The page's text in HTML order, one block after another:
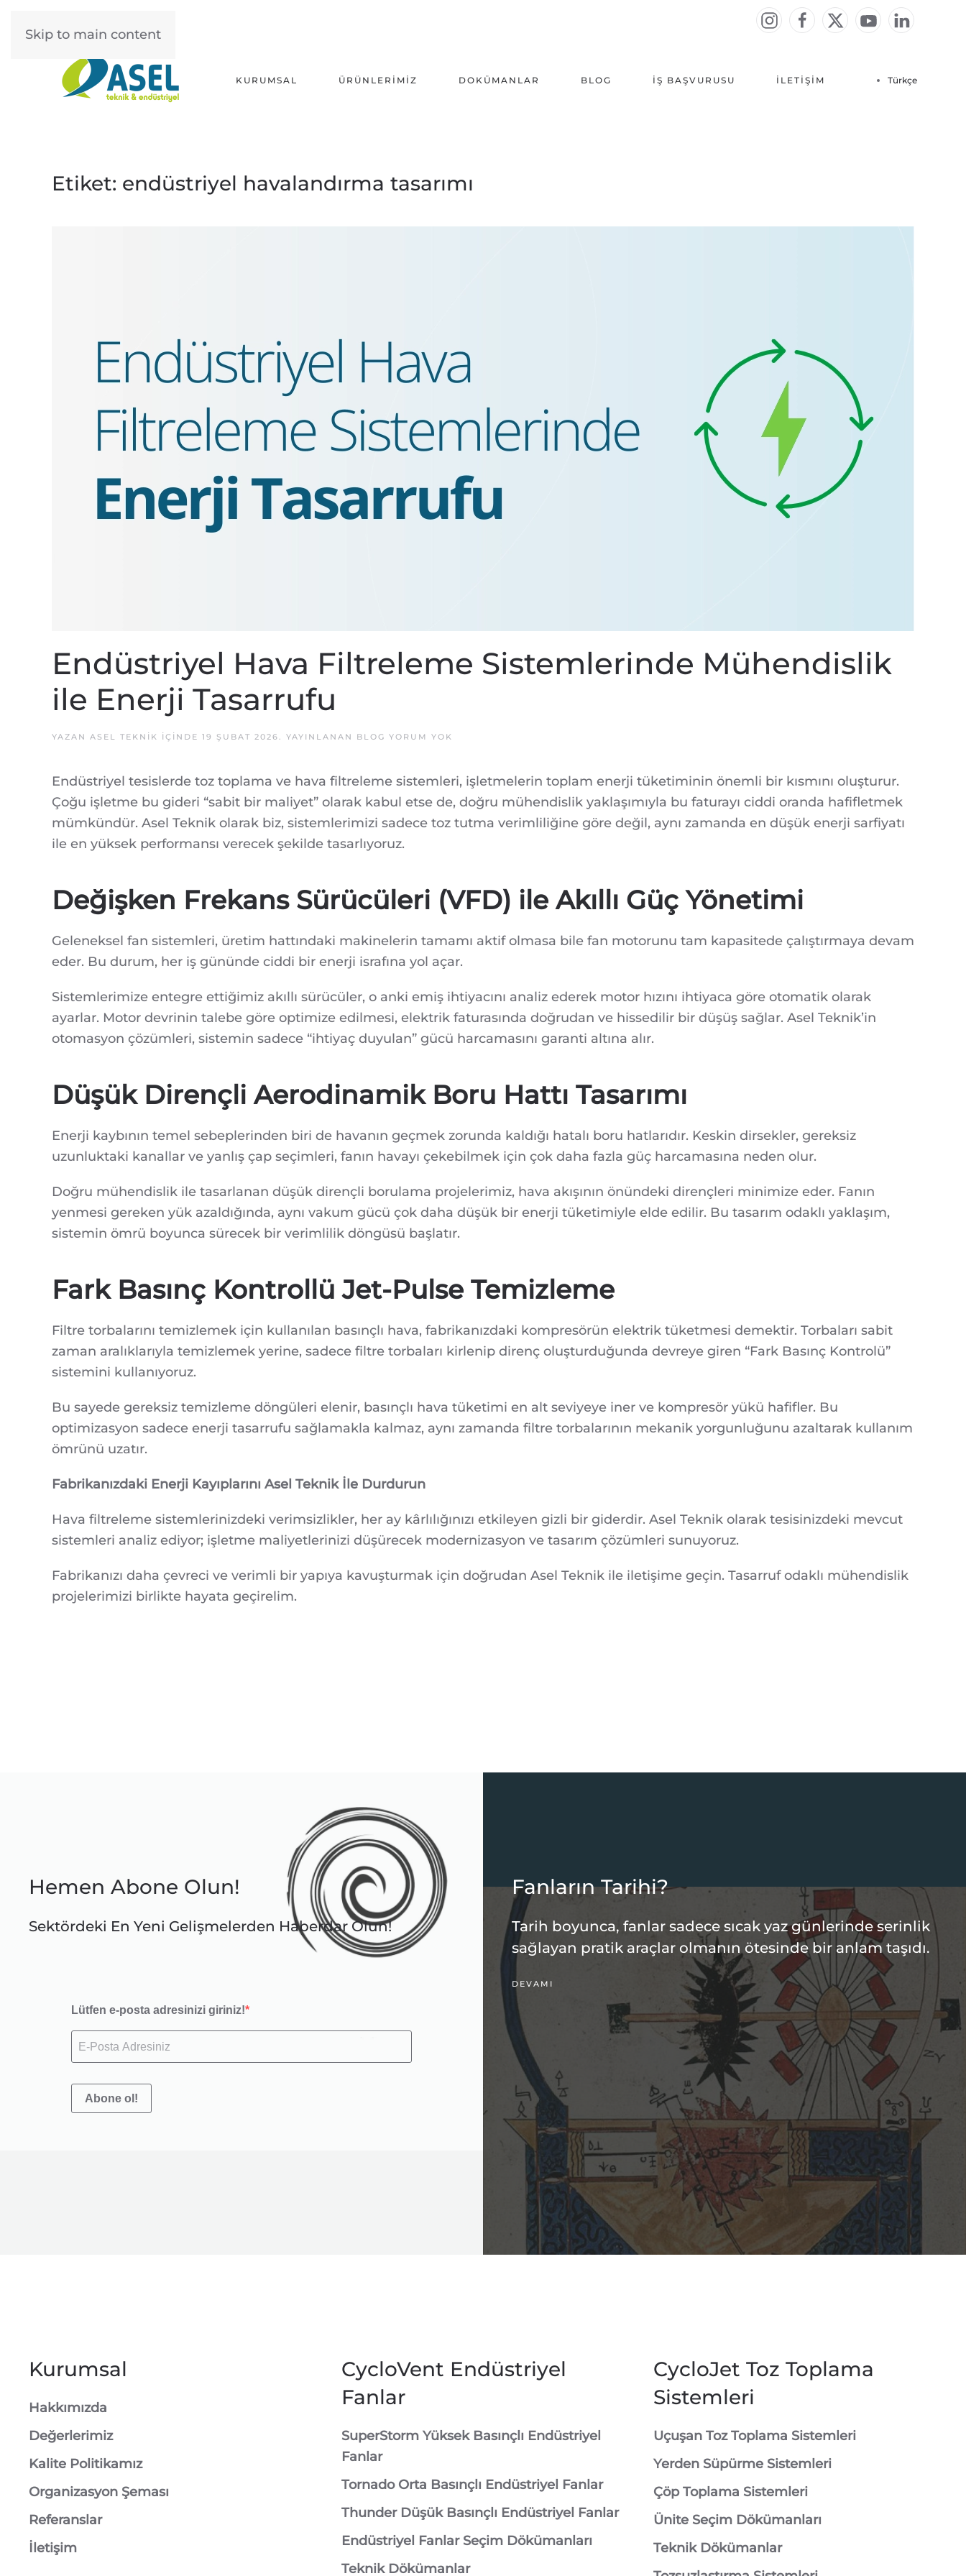
Skip to main content
KURUMSAL ÜRÜNLERIMIZ DOKÜMANLAR BLOG İŞ BAŞVURUSU İLETIŞIM Türkçe
Etiket: endüstriyel havalandırma tasarımı
Endüstriyel Hava Filtreleme Sistemlerinde Mühendislik
ile Enerji Tasarrufu
YAZAN ASEL TEKNIK IÇINDE 19 ŞUBAT 2026. YAYINLANAN BLOG YORUM YOK
MÜHENDISLIK
ILE
ENERJI
TASARRUFU
Endüstriyel tesislerde toz toplama ve hava filtreleme sistemleri, işletmelerin toplam enerji tüketiminin önemli bir kısmını oluşturur.
Çoğu işletme bu gideri “sabit bir maliyet” olarak kabul etse de, doğru mühendislik yaklaşımıyla bu faturayı ciddi oranda hafifletmek
mümkündür. Asel Teknik olarak biz, sistemlerimizi sadece toz tutma verimliliğine göre değil, aynı zamanda en düşük enerji sarfiyatı
ile en yüksek performansı verecek şekilde tasarlıyoruz.
Değişken Frekans Sürücüleri (VFD) ile Akıllı Güç Yönetimi
Geleneksel fan sistemleri, üretim hattındaki makinelerin tamamı aktif olmasa bile fan motorunu tam kapasitede çalıştırmaya devam
eder. Bu durum, her iş gününde ciddi bir enerji israfına yol açar.
Sistemlerimize entegre ettiğimiz akıllı sürücüler, o anki emiş ihtiyacını analiz ederek motor hızını ihtiyaca göre otomatik olarak
ayarlar. Motor devrinin talebe göre optimize edilmesi, elektrik faturasında doğrudan ve hissedilir bir düşüş sağlar. Asel Teknik’in
otomasyon çözümleri, sistemin sadece “ihtiyaç duyulan” gücü harcamasını garanti altına alır.
Düşük Dirençli Aerodinamik Boru Hattı Tasarımı
Enerji kaybının temel sebeplerinden biri de havanın geçmek zorunda kaldığı hatalı boru hatlarıdır. Keskin dirsekler, gereksiz
uzunluktaki kanallar ve yanlış çap seçimleri, fanın havayı çekebilmek için çok daha fazla güç harcamasına neden olur.
Doğru mühendislik ile tasarlanan düşük dirençli borulama projelerimiz, hava akışının önündeki dirençleri minimize eder. Fanın
yenmesi gereken yük azaldığında, aynı vakum gücü çok daha düşük bir enerji tüketimiyle elde edilir. Bu tasarım odaklı yaklaşım,
sistemin ömrü boyunca sürecek bir verimlilik döngüsü başlatır.
Fark Basınç Kontrollü Jet-Pulse Temizleme
Filtre torbalarını temizlemek için kullanılan basınçlı hava, fabrikanızdaki kompresörün elektrik tüketmesi demektir. Torbaları sabit
zaman aralıklarıyla temizlemek yerine, sadece filtre torbaları kirlenip direnç oluşturduğunda devreye giren “Fark Basınç Kontrolü”
sistemini kullanıyoruz.
Bu sayede gereksiz temizleme döngüleri elenir, basınçlı hava tüketimi en alt seviyeye iner ve kompresör yükü hafifler. Bu
optimizasyon sadece enerji tasarrufu sağlamakla kalmaz, aynı zamanda filtre torbalarının mekanik yorgunluğunu azaltarak kullanım
ömrünü uzatır.
Fabrikanızdaki Enerji Kayıplarını Asel Teknik İle Durdurun
Hava filtreleme sistemlerinizdeki verimsizlikler, her ay kârlılığınızı etkileyen gizli bir giderdir. Asel Teknik olarak tesisinizdeki mevcut
sistemleri analiz ediyor; işletme maliyetlerinizi düşürecek modernizasyon ve tasarım çözümleri sunuyoruz.
Fabrikanızı daha çevreci ve verimli bir yapıya kavuşturmak için doğrudan Asel Teknik ile iletişime geçin. Tasarruf odaklı mühendislik
projelerimizi birlikte hayata geçirelim.
Hemen Abone Olun!
Sektördeki En Yeni Gelişmelerden Haberdar Olun!
Lütfen e-posta adresinizi giriniz!
Abone ol!
Fanların Tarihi?
Tarih boyunca, fanlar sadece sıcak yaz günlerinde serinlik
sağlayan pratik araçlar olmanın ötesinde bir anlam taşıdı.
DEVAMI
Kurumsal
Hakkımızda
Değerlerimiz
Kalite Politikamız
Organizasyon Şeması
Referanslar
İletişim
CycloVent Endüstriyel
Fanlar
SuperStorm Yüksek Basınçlı Endüstriyel
Fanlar
Tornado Orta Basınçlı Endüstriyel Fanlar
Thunder Düşük Basınçlı Endüstriyel Fanlar
Endüstriyel Fanlar Seçim Dökümanları
Teknik Dökümanlar
CycloJet Toz Toplama
Sistemleri
⁠Uçuşan Toz Toplama Sistemleri
⁠Yerden Süpürme Sistemleri
⁠Çöp Toplama Sistemleri
Ünite Seçim Dökümanları
Teknik Dökümanlar